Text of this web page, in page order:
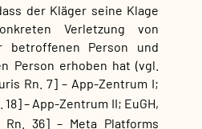
der Kläger seine Klage
Verletzung von
betroffenen Person und
Person erhoben hat (vgl.
Rn. 7] – App-Zentrum I;
– App-Zentrum II; EuGH,
36] – Meta Platforms